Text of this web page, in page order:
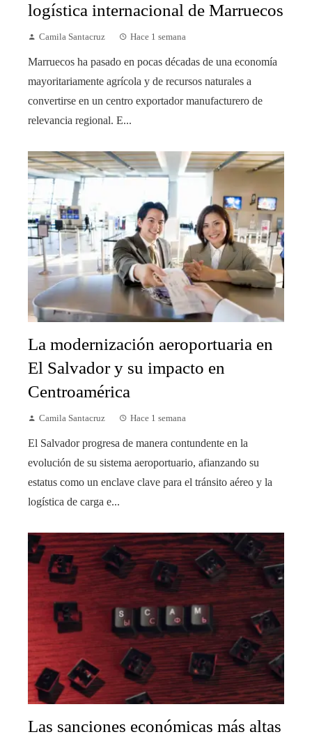
logística internacional de Marruecos
Camila Santacruz Hace 1 semana
Marruecos ha pasado en pocas décadas de una economía
mayoritariamente agrícola y de recursos naturales a
convertirse en un centro exportador manufacturero de
relevancia regional. E...
La modernización aeroportuaria en
El Salvador y su impacto en
Centroamérica
Camila Santacruz Hace 1 semana
El Salvador progresa de manera contundente en la
evolución de su sistema aeroportuario, afianzando su
estatus como un enclave clave para el tránsito aéreo y la
logística de carga e...
Las sanciones económicas más altas